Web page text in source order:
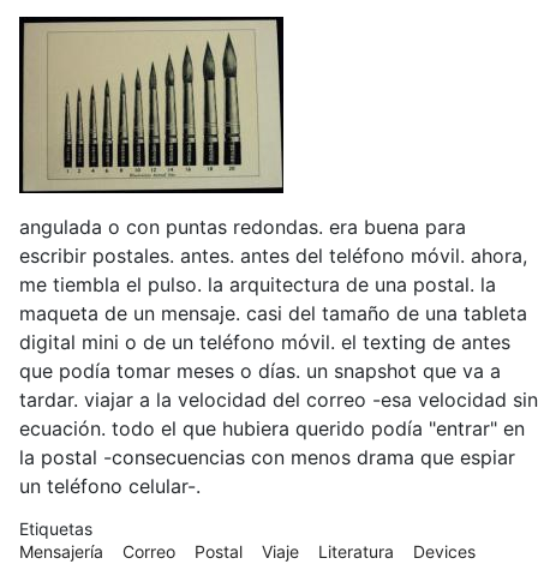
angulada o con puntas redondas. era buena para
escribir postales. antes. antes del teléfono móvil. ahora,
me tiembla el pulso. la arquitectura de una postal. la
maqueta de un mensaje. casi del tamaño de una tableta
digital mini o de un teléfono móvil. el texting de antes
que podía tomar meses o días. un snapshot que va a
tardar. viajar a la velocidad del correo -esa velocidad sin
ecuación. todo el que hubiera querido podía "entrar" en
la postal -consecuencias con menos drama que espiar
un teléfono celular-.
Etiquetas
Mensajería
Correo Postal Viaje Literatura Devices